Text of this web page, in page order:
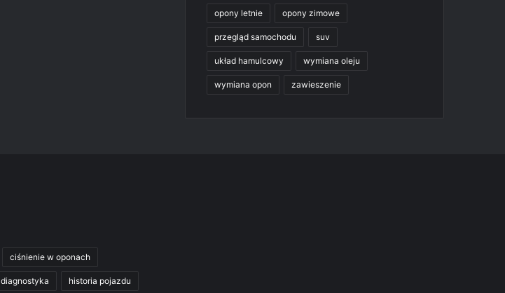
opony letnie opony zimowe
przegląd samochodu suv
układ hamulcowy wymiana oleju
wymiana opon zawieszenie
ciśnienie w oponach
diagnostyka historia pojazdu